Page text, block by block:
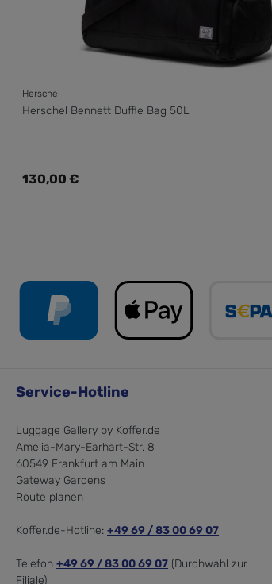
Herschel
Herschel Bennett Duffle Bag 50L
Regulärer Preis:
130,00 €
Service-Hotline
Luggage Gallery by Koffer.de
Amelia-Mary-Earhart-Str. 8
60549 Frankfurt am Main
Gateway Gardens
Route planen
Koffer.de-Hotline: +49 69 / 83 00 69 07
Telefon +49 69 / 83 00 69 07 (Durchwahl zur
Filiale)